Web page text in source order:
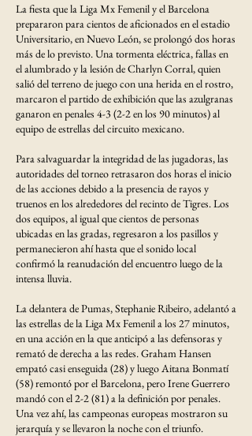
La fiesta que la Liga Mx Femenil y el Barcelona
prepararon para cientos de aficionados en el estadio
Universitario, en Nuevo León, se prolongó dos horas
más de lo previsto. Una tormenta eléctrica, fallas en
el alumbrado y la lesión de Charlyn Corral, quien
salió del terreno de juego con una herida en el rostro,
marcaron el partido de exhibición que las azulgranas
ganaron en penales 4-3 (2-2 en los 90 minutos) al
equipo de estrellas del circuito mexicano.
Para salvaguardar la integridad de las jugadoras, las
autoridades del torneo retrasaron dos horas el inicio
de las acciones debido a la presencia de rayos y
truenos en los alrededores del recinto de Tigres. Los
dos equipos, al igual que cientos de personas
ubicadas en las gradas, regresaron a los pasillos y
permanecieron ahí hasta que el sonido local
confirmó la reanudación del encuentro luego de la
intensa lluvia.
La delantera de Pumas, Stephanie Ribeiro, adelantó a
las estrellas de la Liga Mx Femenil a los 27 minutos,
en una acción en la que anticipó a las defensoras y
remató de derecha a las redes. Graham Hansen
empató casi enseguida (28) y luego Aitana Bonmatí
(58) remontó por el Barcelona, pero Irene Guerrero
mandó con el 2-2 (81) a la definición por penales.
Una vez ahí, las campeonas europeas mostraron su
jerarquía y se llevaron la noche con el triunfo.